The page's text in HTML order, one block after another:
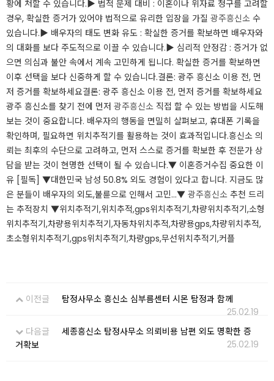
황에 처할 수 있습니다.​▶ 법적 문제 대비 : 이혼이나 위자료 청구를 고려할
경우, 확실한 증거가 있어야 법적으로 유리한 입장을 가질 광주흥신소 수
있습니다.​▶ 배우자의 태도 변화 유도​ : 확실한 증거를 확보하면 배우자와
의 대화를 보다 주도적으로 이끌 수 있습니다.​▶ 심리적 안정감 : 증거가 없
으면 의심과 불안 속에서 계속 고민하게 됩니다. 확실한 증거를 확보하면
이후 선택을 보다 신중하게 할 수 있습니다.​결론: 광주 흥신소 이용 전, 먼
저 증거를 확보하세요결론: 광주 흥신소 이용 전, 먼저 증거를 확보하세요
광주 흥신소를 찾기 전에 먼저 광주흥신소 직접 할 수 있는 방법을 시도해
보는 것이 중요합니다. 배우자의 행동을 면밀히 살펴보고, 휴대폰 기록을
확인하며, 필요하면 위치추적기를 활용하는 것이 효과적입니다.​​흥신소 의
뢰는 최후의 수단으로 고려하고, 먼저 스스로 증거를 확보한 후 전문가 상
담을 받는 것이 현명한 선택이 될 수 있습니다.▼ 이혼증거수집 중요한 이
유 [필독] ▼​대한민국 남성 50.8% 외도 경험이 있다고 합니다. 지금도 많
은 분들이 배우자의 외도,불륜으로 인해서 고민...​▼ 광주흥신소 추천 드리
는 추적장치 ▼​위치추적기,위치추적,gps위치추적기,차량위치추적기,소형
위치추적기,차량용위치추적기,자동차위치추적,차량용gps,차량위치추적,
초소형위치추적기,gps위치추적기,차량gps,무선위치추적기,커플​
이전글
탐정사무소 흥신소 심부름센터 시몬 탐정과 함께
25.02.19
다음글
세종흥신소 탐정사무소 의뢰비용 남편 외도 명확한 증
거확보
25.02.19